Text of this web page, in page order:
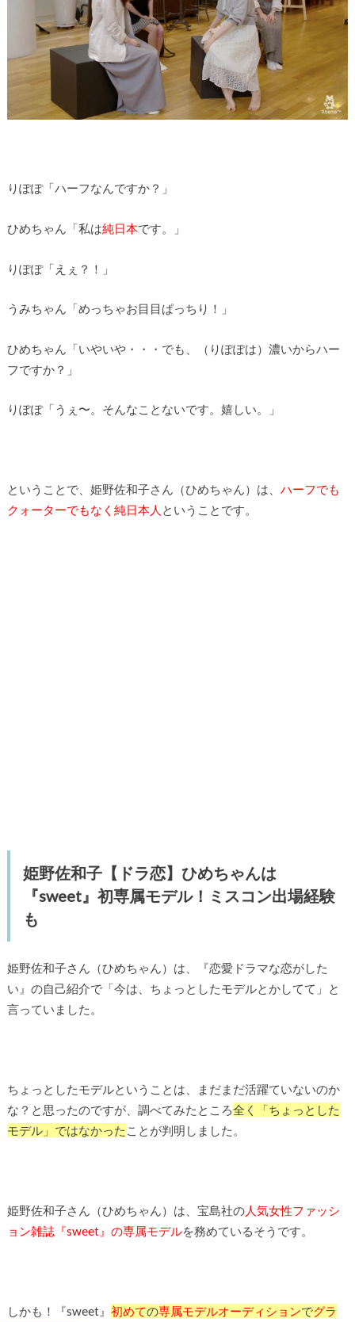
りぽぽ「ハーフなんですか？」
ひめちゃん「私は純日本です。」
りぽぽ「えぇ？！」
うみちゃん「めっちゃお目目ぱっちり！」
ひめちゃん「いやいや・・・でも、（りぽぽは）濃いからハー
フですか？」
りぽぽ「うぇ〜。そんなことないです。嬉しい。」
ということで、姫野佐和子さん（ひめちゃん）は、 ハーフでも
クォーターでもなく純日本人 ということです。
姫野佐和子【ドラ恋】ひめちゃんは
『sweet』初専属モデル！ミスコン出場経験
も
姫野佐和子さん（ひめちゃん）は、『恋愛ドラマな恋がした
い』の自己紹介で「今は、ちょっとしたモデルとかしてて」と
言っていました。
ちょっとしたモデルということは、まだまだ活躍ていないのか
な？と思ったのですが、調べてみたところ全く「ちょっとした
モデル」ではなかった ことが判明しました。
姫野佐和子さん（ひめちゃん）は、宝島社の人気女性ファッシ
ョン雑誌『sweet』の専属モデルを務めているそうです。
しかも！『sweet』 初めての専属モデルオーディションでグラ